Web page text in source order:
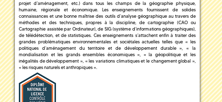
projet d’aménagement, etc.) dans tous les champs de la géographie physique,
humaine, régionale et économique. Les enseignements fournissent de solides
connaissances et une bonne maîtrise des outils d’analyse géographique au travers de
méthodes et des techniques, propres à la discipline, de cartographie (CAO ou
Cartographie assistée par Ordinateur), de SIG (système d’informations géographiques),
de télédétection, et de statistiques. Ces enseignements s’attachent enfin à traiter des
grandes problématiques environnementales et sociétales actuelles telles que « les
politiques d’aménagement du territoire et de développement durable », « la
mondialisation et les grands ensembles économiques », « la géopolitique et les
inégalités de développement », « les variations climatiques et le changement global »,
« les risques naturels et anthropiques ».